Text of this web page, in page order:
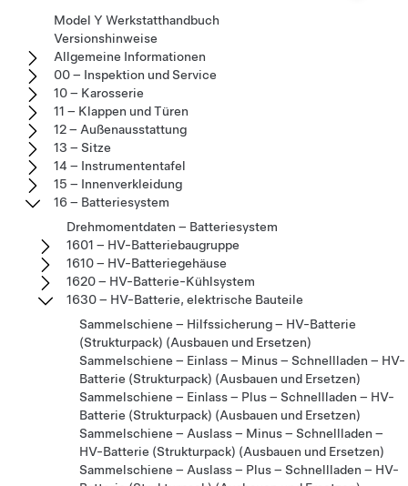
Model Y Werkstatthandbuch
Versionshinweise
Allgemeine Informationen
00 – Inspektion und Service
10 – Karosserie
11 – Klappen und Türen
12 – Außenausstattung
13 – Sitze
14 – Instrumententafel
15 – Innenverkleidung
16 – Batteriesystem
Drehmomentdaten – Batteriesystem
1601 – HV-Batteriebaugruppe
1610 – HV-Batteriegehäuse
1620 – HV-Batterie-Kühlsystem
1630 – HV-Batterie, elektrische Bauteile
Sammelschiene – Hilfssicherung – HV-Batterie
(Strukturpack) (Ausbauen und Ersetzen)
Sammelschiene – Einlass – Minus – Schnellladen – HV-
Batterie (Strukturpack) (Ausbauen und Ersetzen)
Sammelschiene – Einlass – Plus – Schnellladen – HV-
Batterie (Strukturpack) (Ausbauen und Ersetzen)
Sammelschiene – Auslass – Minus – Schnellladen –
HV-Batterie (Strukturpack) (Ausbauen und Ersetzen)
Sammelschiene – Auslass – Plus – Schnellladen – HV-